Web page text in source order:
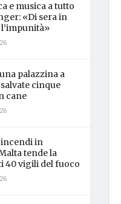
e musica a tutto
«Di sera in
palazzina a
cinque
cane
in
tende la
40 vigili del fuoco